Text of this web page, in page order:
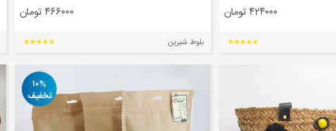
۴۲۴۰۰۰ تومان ۴۶۶۰۰۰ تومان
بلوط شیرین
۱۰%
تخفیف